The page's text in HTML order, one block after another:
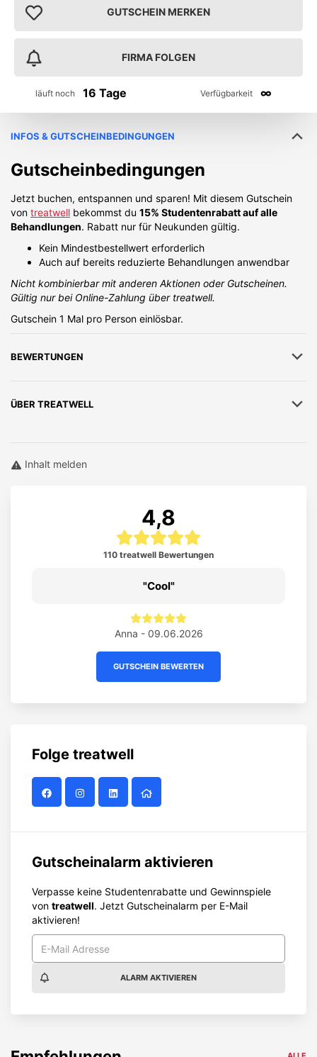
GUTSCHEIN MERKEN
FIRMA FOLGEN
läuft noch 16 Tage Verfügbarkeit ∞
INFOS & GUTSCHEINBEDINGUNGEN
Gutscheinbedingungen
Jetzt buchen, entspannen und sparen! Mit diesem Gutschein
von treatwell bekommst du 15% Studentenrabatt auf alle
Behandlungen. Rabatt nur für Neukunden gültig.
Kein Mindestbestellwert erforderlich
Auch auf bereits reduzierte Behandlungen anwendbar
Nicht kombinierbar mit anderen Aktionen oder Gutscheinen.
Gültig nur bei Online-Zahlung über treatwell.
Gutschein 1 Mal pro Person einlösbar.
BEWERTUNGEN
ÜBER TREATWELL
Inhalt melden
4,8
110 treatwell Bewertungen
Cool
Anna - 09.06.2026
GUTSCHEIN BEWERTEN
Folge treatwell
Gutscheinalarm aktivieren
Verpasse keine Studentenrabatte und Gewinnspiele
von treatwell. Jetzt Gutscheinalarm per E-Mail
aktivieren!
ALARM AKTIVIEREN